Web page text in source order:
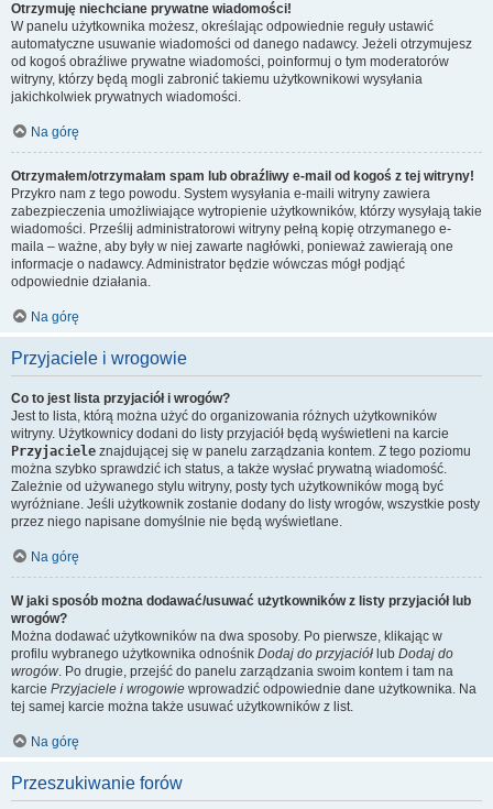
Otrzymuję niechciane prywatne wiadomości!
W panelu użytkownika możesz, określając odpowiednie reguły ustawić
automatyczne usuwanie wiadomości od danego nadawcy. Jeżeli otrzymujesz
od kogoś obraźliwe prywatne wiadomości, poinformuj o tym moderatorów
witryny, którzy będą mogli zabronić takiemu użytkownikowi wysyłania
jakichkolwiek prywatnych wiadomości.
Na górę
Otrzymałem/otrzymałam spam lub obraźliwy e-mail od kogoś z tej witryny!
Przykro nam z tego powodu. System wysyłania e-maili witryny zawiera
zabezpieczenia umożliwiające wytropienie użytkowników, którzy wysyłają takie
wiadomości. Prześlij administratorowi witryny pełną kopię otrzymanego e-
maila – ważne, aby były w niej zawarte nagłówki, ponieważ zawierają one
informacje o nadawcy. Administrator będzie wówczas mógł podjąć
odpowiednie działania.
Na górę
Przyjaciele i wrogowie
Co to jest lista przyjaciół i wrogów?
Jest to lista, którą można użyć do organizowania różnych użytkowników
witryny. Użytkownicy dodani do listy przyjaciół będą wyświetleni na karcie
Przyjaciele znajdującej się w panelu zarządzania kontem. Z tego poziomu
można szybko sprawdzić ich status, a także wysłać prywatną wiadomość.
Zależnie od używanego stylu witryny, posty tych użytkowników mogą być
wyróżniane. Jeśli użytkownik zostanie dodany do listy wrogów, wszystkie posty
przez niego napisane domyślnie nie będą wyświetlane.
Na górę
W jaki sposób można dodawać/usuwać użytkowników z listy przyjaciół lub
wrogów?
Można dodawać użytkowników na dwa sposoby. Po pierwsze, klikając w
profilu wybranego użytkownika odnośnik Dodaj do przyjaciół lub Dodaj do
wrogów. Po drugie, przejść do panelu zarządzania swoim kontem i tam na
karcie Przyjaciele i wrogowie wprowadzić odpowiednie dane użytkownika. Na
tej samej karcie można także usuwać użytkowników z list.
Na górę
Przeszukiwanie forów